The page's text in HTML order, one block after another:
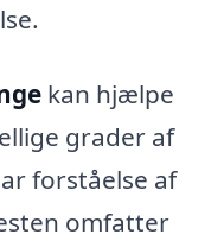
kan hjælpe
grader af
forståelse af
omfatter